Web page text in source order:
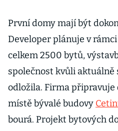
První domy mají být
Developer plánuje v
celkem 2500 bytů,
společnost kvůli aktuálně
odložila. Firma
místě bývalé budovy
bourá. Projekt bytových